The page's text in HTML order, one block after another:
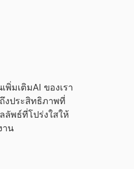
มเติมAI ของเรา
งประสิทธิภาพที่
ลัพธ์ที่โปร่งใสให้
าน